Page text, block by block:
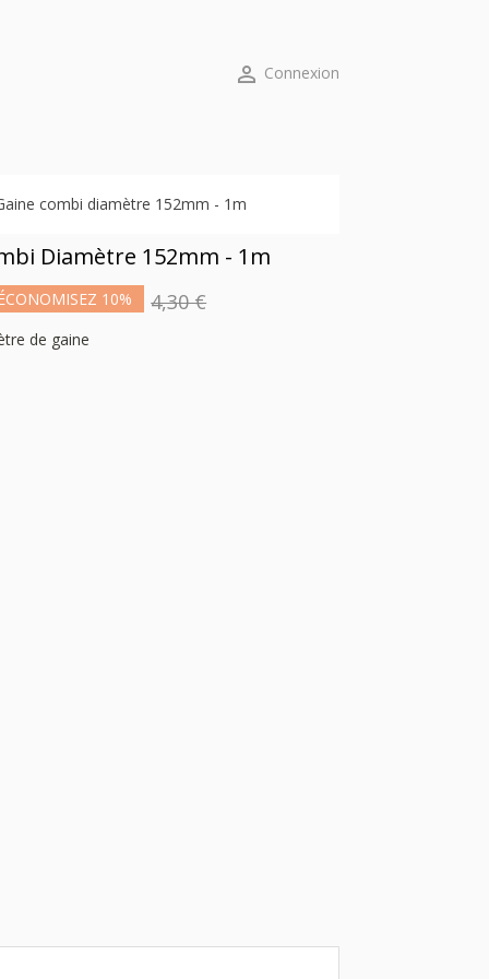
 Connexion
combi diamètre 152mm - 1m
Diamètre 152mm - 1m
10% 4,30 €
de gaine